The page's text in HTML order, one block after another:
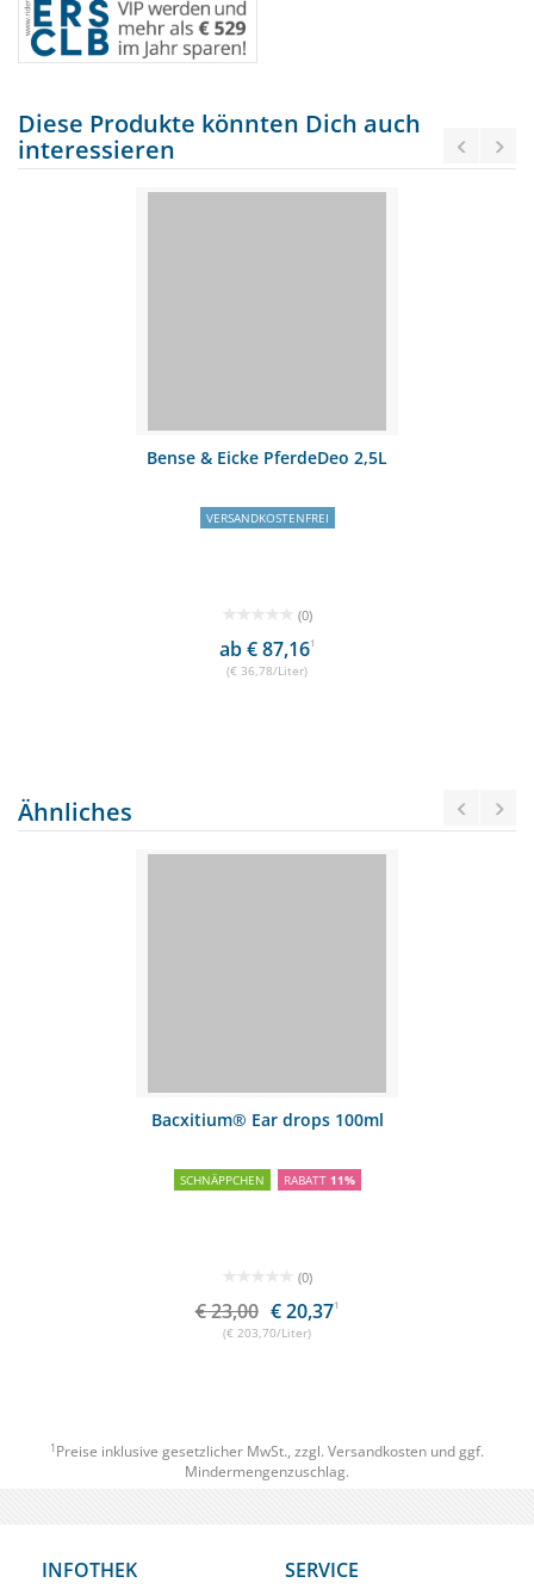
Diese Produkte könnten Dich auch
interessieren
Bense & Eicke PferdeDeo 2,5L
VERSANDKOSTENFREI
(0)
ab € 87,161
(€ 36,78/Liter)
Ähnliches
Bacxitium® Ear drops 100ml
SCHNÄPPCHEN RABATT 11%
(0)
€ 23,00 € 20,371
(€ 203,70/Liter)
1 Preise inklusive gesetzlicher MwSt., zzgl. Versandkosten und ggf.
Mindermengenzuschlag.
INFOTHEK SERVICE